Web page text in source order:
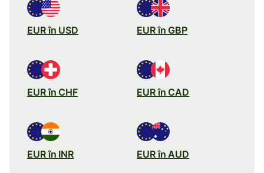
EUR în USD EUR în GBP
EUR în CHF EUR în CAD
EUR în INR EUR în AUD